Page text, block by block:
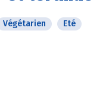
Végétarien
Eté